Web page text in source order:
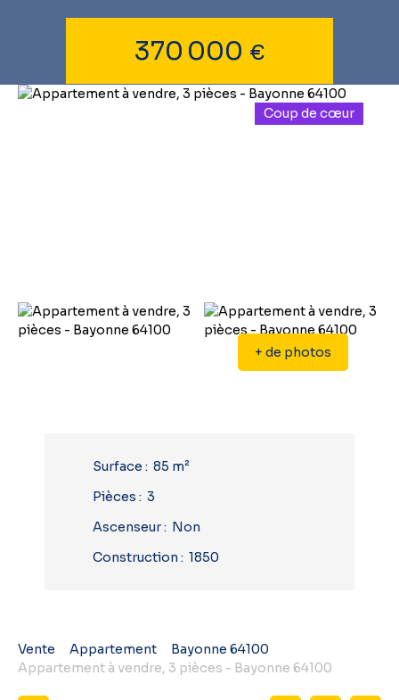
370 000 €
Coup de cœur
+ de photos
Surface : 85 m²
Pièces : 3
Ascenseur: Non
Construction : 1850
Vente Appartement
Bayonne 64100
Appartement à vendre, 3 pièces - Bayonne 64100